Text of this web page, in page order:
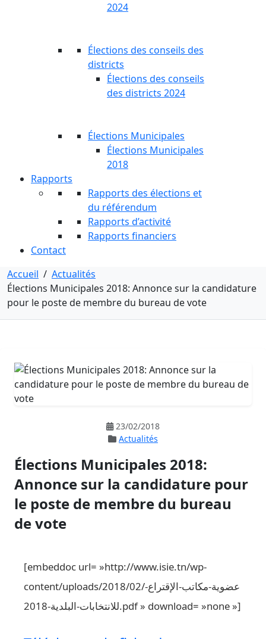
2024
Élections des conseils des
districts
Élections des conseils
des districts 2024
Élections Municipales
Élections Municipales
2018
Rapports
Rapports des élections et
du référendum
Rapports d’activité
Rapports financiers
Contact
Accueil / Actualités
Élections Municipales 2018: Annonce sur la candidature
pour le poste de membre du bureau de vote
23/02/2018
Actualités
Élections Municipales 2018:
Annonce sur la candidature pour
le poste de membre du bureau
de vote
[embeddoc url= »http://www.isie.tn/wp-
content/uploads/2018/02/عضوية-مكاتب-الإقتراع-
للانتخابات-البلدية-2018.pdf » download= »none »]